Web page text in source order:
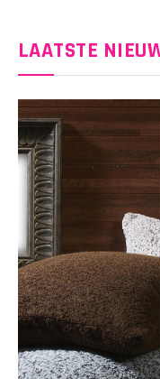
LAATSTE